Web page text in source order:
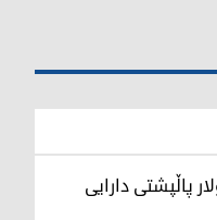
ملیۆن دۆلار پاڵپشتی دارایی